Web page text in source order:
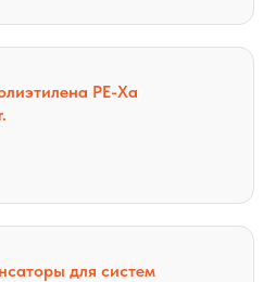
PE-Xa
для систем